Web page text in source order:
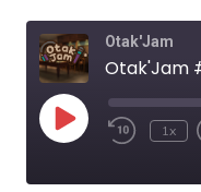
Otak'Jam
Play
Episode
Rewind
1x